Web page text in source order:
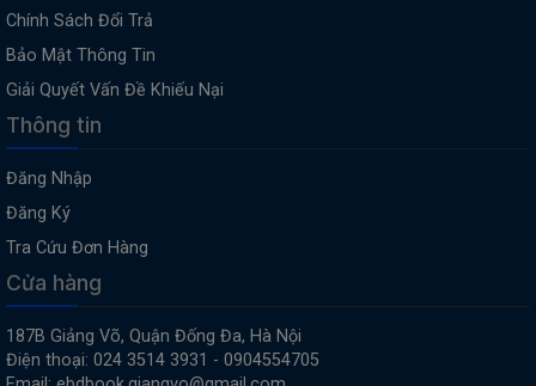
Chính Sách Đổi Trả
Bảo Mật Thông Tin
Giải Quyết Vấn Đề Khiếu Nại
Thông tin
Đăng Nhập
Đăng Ký
Tra Cứu Đơn Hàng
Cửa hàng
187B Giảng Võ, Quận Đống Đa, Hà Nội
Điện thoại: 024 3514 3931 - 0904554705